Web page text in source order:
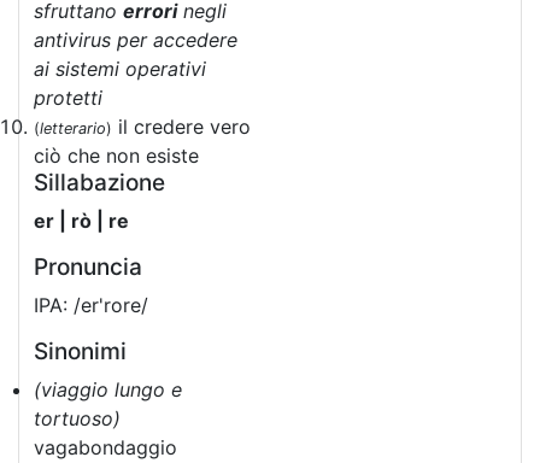
sfruttano errorinegli
antivirus per accedere
ai sistemi operativi
protetti
(letterario) il credere vero
ciò che non esiste
Sillabazione
er | rò | re
Pronuncia
IPA: /er'rore/
Sinonimi
(viaggio lungo e
tortuoso)
vagabondaggio